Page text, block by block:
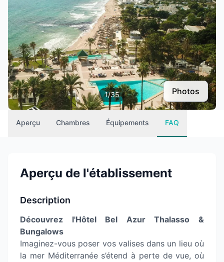
1/35 Photos
Aperçu Chambres Équipements FAQ
Aperçu de l'établissement
Description
Découvrez l'Hôtel Bel Azur Thalasso &
Bungalows
Imaginez-vous poser vos valises dans un lieu où
la mer Méditerranée s’étend à perte de vue, où